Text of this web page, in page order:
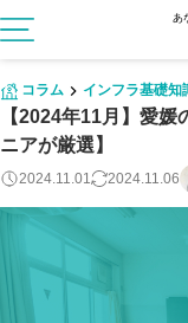
あ
コラム インフラ基礎知
【2024年11月】愛
ニアが厳選】
2024.11.01 2024.11.06